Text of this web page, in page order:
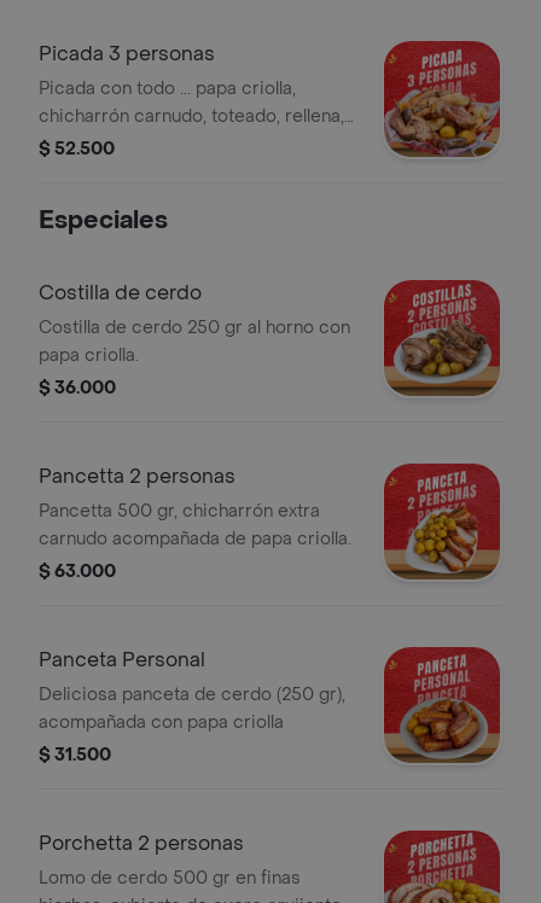
Picada 3 personas
Picada con todo ... papa criolla,
chicharrón carnudo, toteado, rellena,
chorizo de cerdo, costilla de cerdo,
$ 52.500
Especiales
Costilla de cerdo
Costilla de cerdo 250 gr al horno con
papa criolla.
$ 36.000
Pancetta 2 personas
Pancetta 500 gr, chicharrón extra
carnudo acompañada de papa criolla.
$ 63.000
Panceta Personal
Deliciosa panceta de cerdo (250 gr),
acompañada con papa criolla
$ 31.500
Porchetta 2 personas
Lomo de cerdo 500 gr en finas